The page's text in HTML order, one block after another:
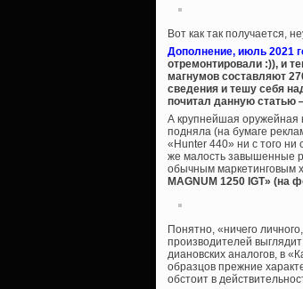
Вот как так получается,
Дополнение, июль 2021
отремонтировали :)), и
магнумов составляют
сведения и тешу себя
почитал данную статью
А крупнейшая оружейная
подняла (на бумаге
«Hunter 440» ни с того ни
же малость завышенные
обычным маркетинговым
MAGNUM 1250 IGT» (на
Понятно, «ничего
производителей
диановских аналогов, в
образцов прежние
обстоит в